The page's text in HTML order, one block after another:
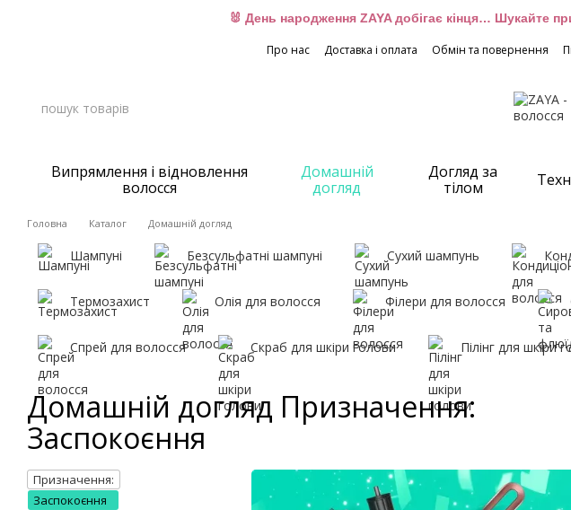
🐰 День народження ZAYA добігає кінця… Шукайте
Про нас Доставка і оплата Обмін та повернення
Випрямлення і відновлення
волосся
Домашній
догляд
Догляд за
тілом
Головна Каталог Домашній догляд
Шампуні Безсульфатні шампуні Сухий шампунь
Термозахист Олія для волосся Філери для волосся
Спрей для волосся Скраб для шкіри голови Пілінг для шкіри
Домашній догляд Призначення:
Заспокоєння
Призначення:
Заспокоєння